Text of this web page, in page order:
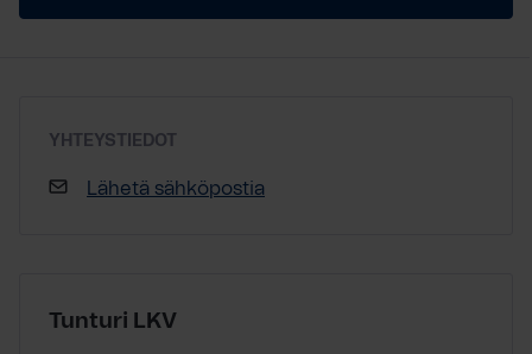
YHTEYSTIEDOT
Lähetä sähköpostia
Tunturi LKV